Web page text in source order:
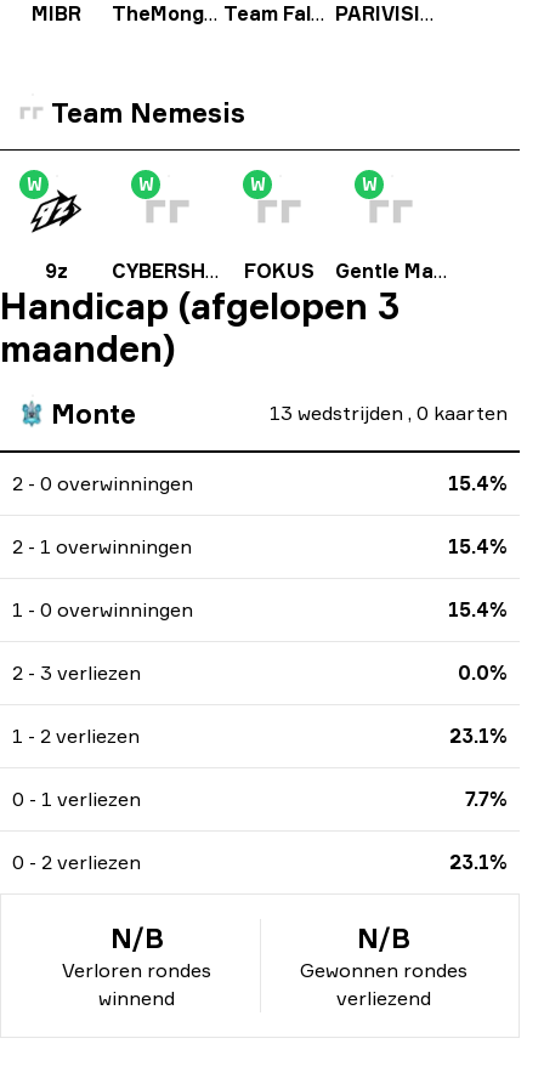
MIBR TheMongolz Team Falcons PARIVISION
Team Nemesis
W
9z
W
CYBERSHOKE Esports
W
FOKUS
W
Gentle Mates
Handicap (afgelopen 3
maanden)
Monte 13 wedstrijden , 0 kaarten
2 - 0 overwinningen 15.4%
2 - 1 overwinningen 15.4%
1 - 0 overwinningen 15.4%
2 - 3 verliezen 0.0%
1 - 2 verliezen 23.1%
0 - 1 verliezen 7.7%
0 - 2 verliezen 23.1%
Verloren rondes
winnend
N/B
Gewonnen rondes
verliezend
N/B